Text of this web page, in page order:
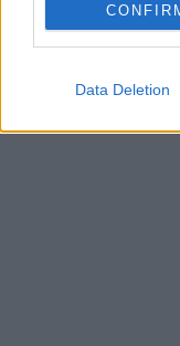
Data Deletion